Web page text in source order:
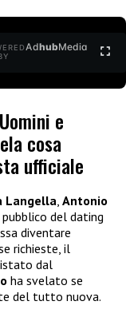
BY
AdhubMedia
e
cosa
ufficiale
Langella, Antonio
del dating
diventare
richieste, il
dal
ha svelato se
del tutto nuova.